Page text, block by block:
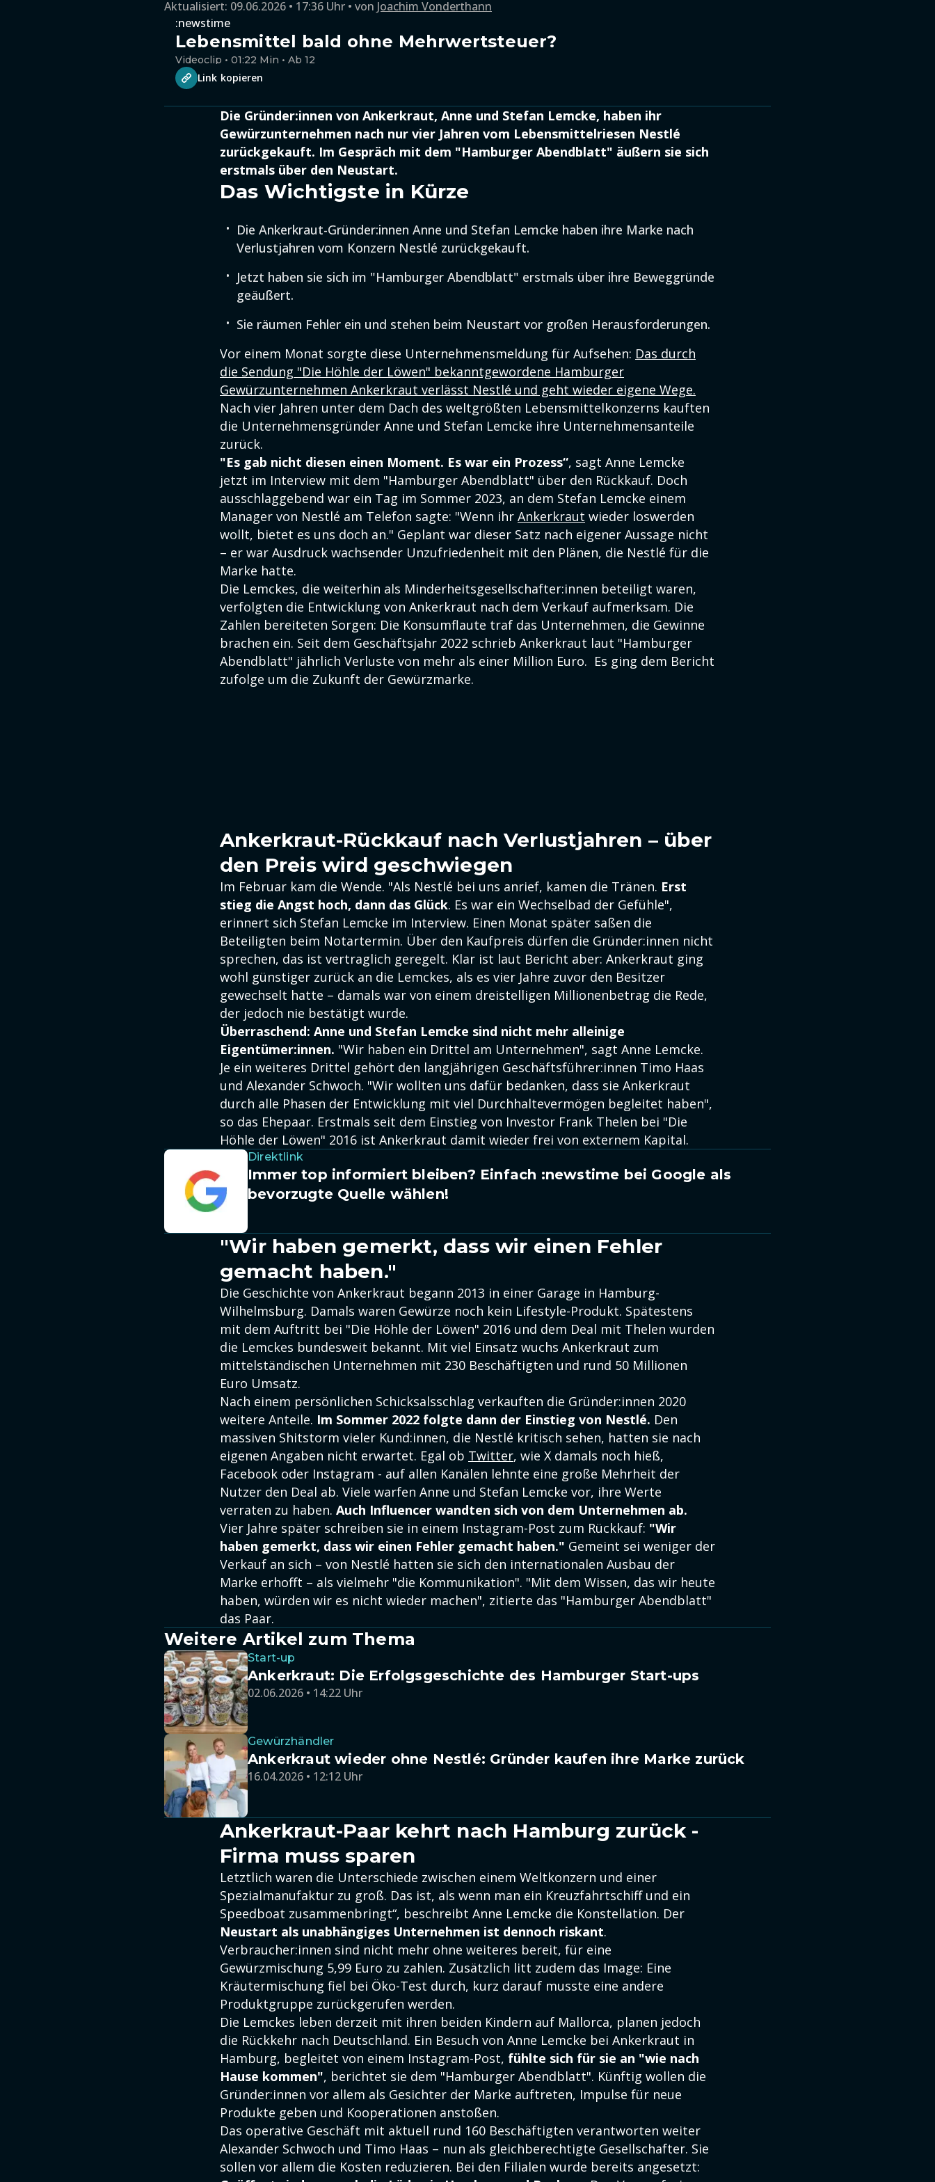
Aktualisiert: 09.06.2026 • 17:36 Uhr von Joachim Vonderthann
:newstime
Lebensmittel bald ohne Mehrwertsteuer?
Videoclip • 01:22 Min • Ab 12
Link kopieren
Die Gründer:innen von Ankerkraut, Anne und Stefan Lemcke, haben ihr
Gewürzunternehmen nach nur vier Jahren vom Lebensmittelriesen Nestlé
zurückgekauft. Im Gespräch mit dem "Hamburger Abendblatt" äußern sie sich
erstmals über den Neustart.
Das Wichtigste in Kürze
Die Ankerkraut-Gründer:innen Anne und Stefan Lemcke haben ihre Marke nach
Verlustjahren vom Konzern Nestlé zurückgekauft.
Jetzt haben sie sich im "Hamburger Abendblatt" erstmals über ihre Beweggründe
geäußert.
Sie räumen Fehler ein und stehen beim Neustart vor großen Herausforderungen.
Vor einem Monat sorgte diese Unternehmensmeldung für Aufsehen: Das durch
die Sendung "Die Höhle der Löwen" bekanntgewordene Hamburger
Gewürzunternehmen Ankerkraut verlässt Nestlé und geht wieder eigene Wege.
Nach vier Jahren unter dem Dach des weltgrößten Lebensmittelkonzerns kauften
die Unternehmensgründer Anne und Stefan Lemcke ihre Unternehmensanteile
zurück.
"Es gab nicht diesen einen Moment. Es war ein Prozess“, sagt Anne Lemcke
jetzt im Interview mit dem "Hamburger Abendblatt" über den Rückkauf. Doch
ausschlaggebend war ein Tag im Sommer 2023, an dem Stefan Lemcke einem
Manager von Nestlé am Telefon sagte: "Wenn ihr Ankerkraut wieder loswerden
wollt, bietet es uns doch an." Geplant war dieser Satz nach eigener Aussage nicht
– er war Ausdruck wachsender Unzufriedenheit mit den Plänen, die Nestlé für die
Marke hatte.
Die Lemckes, die weiterhin als Minderheitsgesellschafter:innen beteiligt waren,
verfolgten die Entwicklung von Ankerkraut nach dem Verkauf aufmerksam. Die
Zahlen bereiteten Sorgen: Die Konsumflaute traf das Unternehmen, die Gewinne
brachen ein. Seit dem Geschäftsjahr 2022 schrieb Ankerkraut laut "Hamburger
Abendblatt" jährlich Verluste von mehr als einer Million Euro. Es ging dem Bericht
zufolge um die Zukunft der Gewürzmarke.
Ankerkraut-Rückkauf nach Verlustjahren – über
den Preis wird geschwiegen
Im Februar kam die Wende. "Als Nestlé bei uns anrief, kamen die Tränen. Erst
stieg die Angst hoch, dann das Glück. Es war ein Wechselbad der Gefühle",
erinnert sich Stefan Lemcke im Interview. Einen Monat später saßen die
Beteiligten beim Notartermin. Über den Kaufpreis dürfen die Gründer:innen nicht
sprechen, das ist vertraglich geregelt. Klar ist laut Bericht aber: Ankerkraut ging
wohl günstiger zurück an die Lemckes, als es vier Jahre zuvor den Besitzer
gewechselt hatte – damals war von einem dreistelligen Millionenbetrag die Rede,
der jedoch nie bestätigt wurde.
Überraschend: Anne und Stefan Lemcke sind nicht mehr alleinige
Eigentümer:innen. "Wir haben ein Drittel am Unternehmen", sagt Anne Lemcke.
Je ein weiteres Drittel gehört den langjährigen Geschäftsführer:innen Timo Haas
und Alexander Schwoch. "Wir wollten uns dafür bedanken, dass sie Ankerkraut
durch alle Phasen der Entwicklung mit viel Durchhaltevermögen begleitet haben",
so das Ehepaar. Erstmals seit dem Einstieg von Investor Frank Thelen bei "Die
Höhle der Löwen" 2016 ist Ankerkraut damit wieder frei von externem Kapital.
Direktlink
Immer top informiert bleiben? Einfach :newstime bei Google als
bevorzugte Quelle wählen!
"Wir haben gemerkt, dass wir einen Fehler
gemacht haben."
Die Geschichte von Ankerkraut begann 2013 in einer Garage in Hamburg-
Wilhelmsburg. Damals waren Gewürze noch kein Lifestyle-Produkt. Spätestens
mit dem Auftritt bei "Die Höhle der Löwen" 2016 und dem Deal mit Thelen wurden
die Lemckes bundesweit bekannt. Mit viel Einsatz wuchs Ankerkraut zum
mittelständischen Unternehmen mit 230 Beschäftigten und rund 50 Millionen
Euro Umsatz.
Nach einem persönlichen Schicksalsschlag verkauften die Gründer:innen 2020
weitere Anteile. Im Sommer 2022 folgte dann der Einstieg von Nestlé. Den
massiven Shitstorm vieler Kund:innen, die Nestlé kritisch sehen, hatten sie nach
eigenen Angaben nicht erwartet. Egal ob Twitter, wie X damals noch hieß,
Facebook oder Instagram - auf allen Kanälen lehnte eine große Mehrheit der
Nutzer den Deal ab. Viele warfen Anne und Stefan Lemcke vor, ihre Werte
verraten zu haben. Auch Influencer wandten sich von dem Unternehmen ab.
Vier Jahre später schreiben sie in einem Instagram-Post zum Rückkauf: "Wir
haben gemerkt, dass wir einen Fehler gemacht haben." Gemeint sei weniger der
Verkauf an sich – von Nestlé hatten sie sich den internationalen Ausbau der
Marke erhofft – als vielmehr "die Kommunikation". "Mit dem Wissen, das wir heute
haben, würden wir es nicht wieder machen", zitierte das "Hamburger Abendblatt"
das Paar.
Weitere Artikel zum Thema
Start-up
Ankerkraut: Die Erfolgsgeschichte des Hamburger Start-ups
02.06.2026 • 14:22 Uhr
Gewürzhändler
Ankerkraut wieder ohne Nestlé: Gründer kaufen ihre Marke zurück
16.04.2026 • 12:12 Uhr
Ankerkraut-Paar kehrt nach Hamburg zurück -
Firma muss sparen
Letztlich waren die Unterschiede zwischen einem Weltkonzern und einer
Spezialmanufaktur zu groß. Das ist, als wenn man ein Kreuzfahrtschiff und ein
Speedboat zusammenbringt“, beschreibt Anne Lemcke die Konstellation. Der
Neustart als unabhängiges Unternehmen ist dennoch riskant.
Verbraucher:innen sind nicht mehr ohne weiteres bereit, für eine
Gewürzmischung 5,99 Euro zu zahlen. Zusätzlich litt zudem das Image: Eine
Kräutermischung fiel bei Öko-Test durch, kurz darauf musste eine andere
Produktgruppe zurückgerufen werden.
Die Lemckes leben derzeit mit ihren beiden Kindern auf Mallorca, planen jedoch
die Rückkehr nach Deutschland. Ein Besuch von Anne Lemcke bei Ankerkraut in
Hamburg, begleitet von einem Instagram-Post, fühlte sich für sie an "wie nach
Hause kommen", berichtet sie dem "Hamburger Abendblatt". Künftig wollen die
Gründer:innen vor allem als Gesichter der Marke auftreten, Impulse für neue
Produkte geben und Kooperationen anstoßen.
Das operative Geschäft mit aktuell rund 160 Beschäftigten verantworten weiter
Alexander Schwoch und Timo Haas – nun als gleichberechtigte Gesellschafter. Sie
sollen vor allem die Kosten reduzieren. Bei den Filialen wurde bereits angesetzt: